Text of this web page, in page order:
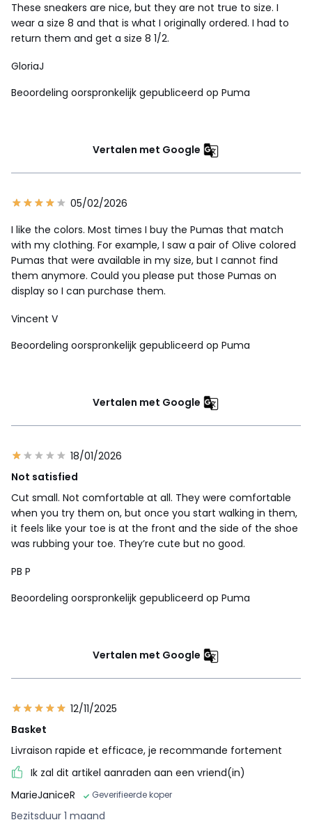
These sneakers are nice, but they are not true to size. I
wear a size 8 and that is what I originally ordered. I had to
return them and get a size 8 1/2.
GloriaJ
Beoordeling oorspronkelijk gepubliceerd op Puma
Vertalen met Google
05/02/2026
I like the colors. Most times I buy the Pumas that match
with my clothing. For example, I saw a pair of Olive colored
Pumas that were available in my size, but I cannot find
them anymore. Could you please put those Pumas on
display so I can purchase them.
Vincent V
Beoordeling oorspronkelijk gepubliceerd op Puma
Vertalen met Google
18/01/2026
Not satisfied
Cut small. Not comfortable at all. They were comfortable
when you try them on, but once you start walking in them,
it feels like your toe is at the front and the side of the shoe
was rubbing your toe. They’re cute but no good.
PB P
Beoordeling oorspronkelijk gepubliceerd op Puma
Vertalen met Google
12/11/2025
Basket
Livraison rapide et efficace, je recommande fortement
Ik zal dit artikel aanraden aan een vriend(in)
MarieJaniceR
Geverifieerde koper
Bezitsduur 1 maand